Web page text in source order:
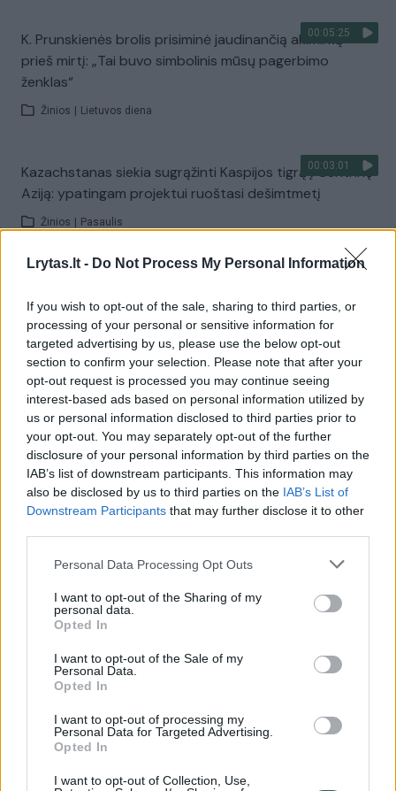
Lrytas.lt - Do Not Process My Personal Information
If you wish to opt-out of the sale, sharing to third parties, or
processing of your personal or sensitive information for
targeted advertising by us, please use the below opt-out
section to confirm your selection. Please note that after your
opt-out request is processed you may continue seeing
interest-based ads based on personal information utilized by
us or personal information disclosed to third parties prior to
your opt-out. You may separately opt-out of the further
disclosure of your personal information by third parties on the
IAB’s list of downstream participants. This information may
also be disclosed by us to third parties on the IAB’s List of
Downstream Participants that may further disclose it to other
Personal Data Processing Opt Outs
I want to opt-out of the Sharing of my
personal data.
Opted In
I want to opt-out of the Sale of my
Personal Data.
Opted In
I want to opt-out of processing my
Personal Data for Targeted Advertising.
Opted In
I want to opt-out of Collection, Use,
00:05:25
K. Prunskienės brolis prisiminė jaudinančią akimirką
prieš mirtį: „Tai buvo simbolinis mūsų pagerbimo
ženklas“
Žinios Lietuvos diena
00:03:01
Kazachstanas siekia sugrąžinti Kaspijos tigrą į Centrinę
Aziją: ypatingam projektui ruoštasi dešimtmetį
Žinios Pasaulis
Vilniuje: atskleidė populiariausią paruošimo būdą
Lietuvos diena
Visi įrašai
Žiūrimiausi įrašai
00:00:49
Pateikė daugiau detalių apie iš tėvų paimtus šešis
vaikus: jiems kilusi grėsmė
Žinios
Vaizdai iš tragiškos avarijos Vilniaus r.: dviejų moterų ir
vaiko gyvybių išgelbėti nepavyko
vaizdas pribloškia